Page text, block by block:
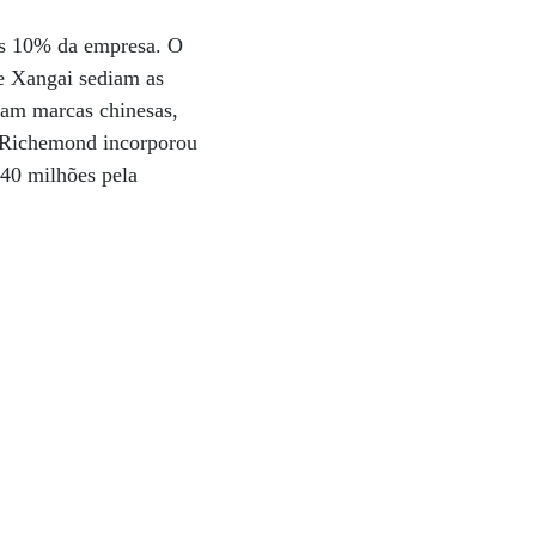
10% da empresa. O
Xangai sediam as
marcas chinesas,
incorporou
milhões pela